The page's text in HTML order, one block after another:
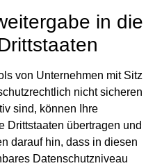
in die
von Unternehmen mit Sitz
nicht sicheren
sind, können Ihre
Drittstaaten übertragen und
darauf hin, dass in diesen
Datenschutzniveau